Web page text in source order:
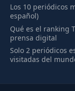
Los 10 periódicos
español)
Qué es el ranking
prensa digital
Solo 2 periódicos
visitadas del